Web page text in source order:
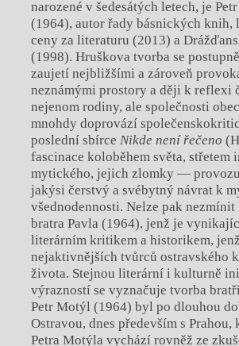
narozené v šedesátých letech, je
(1964), autor řady básnických knih,
ceny za literaturu (2013) a
(1998). Hruškova tvorba se
zaujetí nejbližšími a zároveň
neznámými prostory a ději k reflexi
nejenom rodiny, ale společnosti
mnohdy doprovází
poslední sbírce Nikde není řečeno
fascinace koloběhem světa, střetem
mytického, jejich zlomky —
jakýsi čerstvý a svébytný návrat k
všednodennosti. Nelze pak nezmínit
bratra Pavla (1964), jenž je
literárním kritikem a historikem,
nejaktivnějších tvůrců ostravského
života. Stejnou literární i kulturně
výrazností se vyznačuje tvorba
Petr Motýl (1964) byl po dlouhou
Ostravou, dnes především s
Petra Motýla vychází rovněž ze